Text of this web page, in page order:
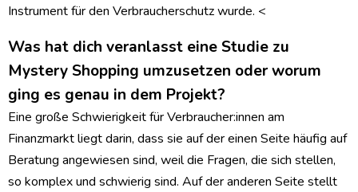
Instrument für den Verbraucherschutz wurde. <
Was hat dich veranlasst eine Studie zu
Mystery Shopping umzusetzen oder worum
ging es genau in dem Projekt?
Eine große Schwierigkeit für Verbraucher:innen am
Finanzmarkt liegt darin, dass sie auf der einen Seite häufig auf
Beratung angewiesen sind, weil die Fragen, die sich stellen,
so komplex und schwierig sind. Auf der anderen Seite stellt